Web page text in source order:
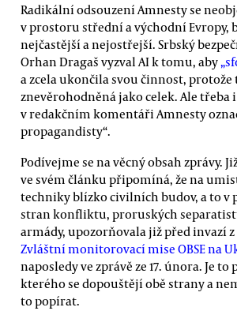
Radikální odsouzení Amnesty se
v prostoru střední a východní Evropy,
nejčastější a nejostřejší. Srbský
Orhan Dragaš vyzval AI k tomu, aby
a zcela ukončila svou činnost, protože
znevěrohodněná jako celek. Ale třeba
v redakčním komentáři Amnesty
propagandisty“.
Podívejme se na věcný obsah zprávy.
ve svém článku připomíná, že na
techniky blízko civilních budov, a to v
stran konfliktu, proruských
armády, upozorňovala již před invazí
Zvláštní monitorovací mise OBSE na
naposledy ve zprávě ze 17. února. Je
kterého se dopouštějí obě strany a
to popírat.